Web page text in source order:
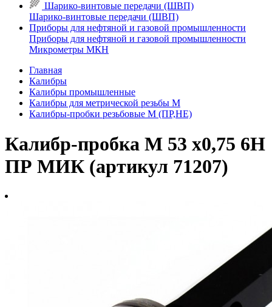
Шарико-винтовые передачи (ШВП)
Шарико-винтовые передачи (ШВП)
Приборы для нефтяной и газовой промышленности
Приборы для нефтяной и газовой промышленности
Микрометры МКН
Главная
Калибры
Калибры промышленные
Калибры для метрической резьбы М
Калибры-пробки резьбовые М (ПР,НЕ)
Калибр-пробка М 53 х0,75 6H
ПР МИК (артикул 71207)